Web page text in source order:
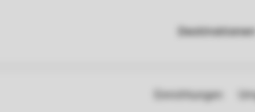
Destinationen